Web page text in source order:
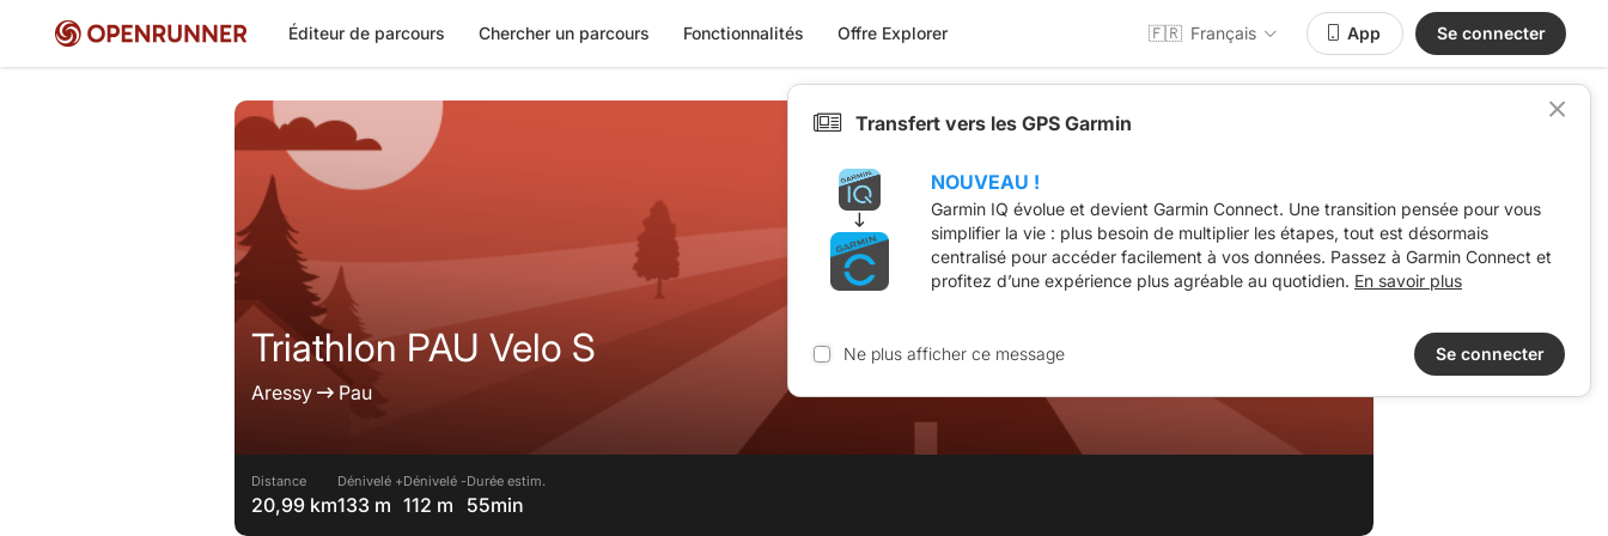
Éditeur de parcours Chercher un parcours Fonctionnalités Offre Explorer 🇫🇷 Français App Se connecter
Triathlon PAU Velo S
Aressy Pau
Distance
20,99 km
Dénivelé +
133 m
Dénivelé -
112 m
Durée estim.
55min
Transfert vers les GPS Garmin
NOUVEAU !
Garmin IQ évolue et devient Garmin Connect. Une transition pensée pour vous
simplifier la vie : plus besoin de multiplier les étapes, tout est désormais
centralisé pour accéder facilement à vos données. Passez à Garmin Connect et
profitez d’une expérience plus agréable au quotidien. En savoir plus
Ne plus afficher ce message Se connecter